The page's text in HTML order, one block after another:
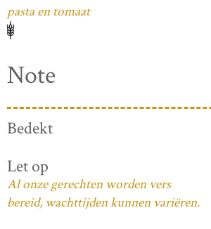
pasta en tomaat
Note
Bedekt
Let op
Al onze gerechten worden vers
bereid, wachttijden kunnen variëren.